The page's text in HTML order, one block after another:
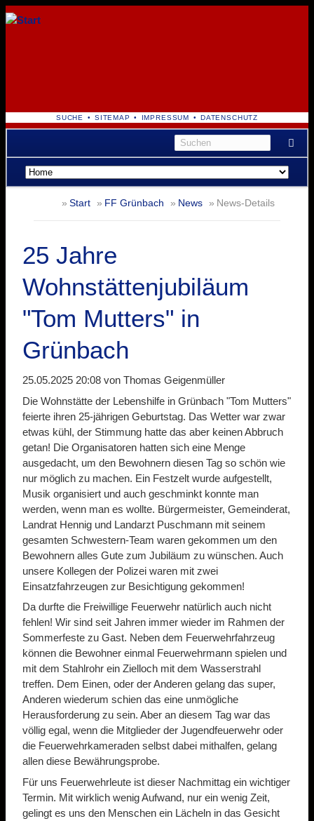
NAVIGATION
ÜBERSPRINGEN
SUCHE SITEMAP IMPRESSUM DATENSCHUTZ
Navigation
überspringen
Start FF Grünbach News News-Details
25 Jahre
Wohnstättenjubiläum
"Tom Mutters" in
Grünbach
25.05.2025 20:08 von Thomas Geigenmüller
Die Wohnstätte der Lebenshilfe in Grünbach "Tom Mutters"
feierte ihren 25-jährigen Geburtstag. Das Wetter war zwar
etwas kühl, der Stimmung hatte das aber keinen Abbruch
getan! Die Organisatoren hatten sich eine Menge
ausgedacht, um den Bewohnern diesen Tag so schön wie
nur möglich zu machen. Ein Festzelt wurde aufgestellt,
Musik organisiert und auch geschminkt konnte man
werden, wenn man es wollte. Bürgermeister, Gemeinderat,
Landrat Hennig und Landarzt Puschmann mit seinem
gesamten Schwestern-Team waren gekommen um den
Bewohnern alles Gute zum Jubiläum zu wünschen. Auch
unsere Kollegen der Polizei waren mit zwei
Einsatzfahrzeugen zur Besichtigung gekommen!
Da durfte die Freiwillige Feuerwehr natürlich auch nicht
fehlen! Wir sind seit Jahren immer wieder im Rahmen der
Sommerfeste zu Gast. Neben dem Feuerwehrfahrzeug
können die Bewohner einmal Feuerwehrmann spielen und
mit dem Stahlrohr ein Zielloch mit dem Wasserstrahl
treffen. Dem Einen, oder der Anderen gelang das super,
Anderen wiederum schien das eine unmögliche
Herausforderung zu sein. Aber an diesem Tag war das
völlig egal, wenn die Mitglieder der Jugendfeuerwehr oder
die Feuerwehrkameraden selbst dabei mithalfen, gelang
allen diese Bewährungsprobe.
Für uns Feuerwehrleute ist dieser Nachmittag ein wichtiger
Termin. Mit wirklich wenig Aufwand, nur ein wenig Zeit,
gelingt es uns den Menschen ein Lächeln in das Gesicht